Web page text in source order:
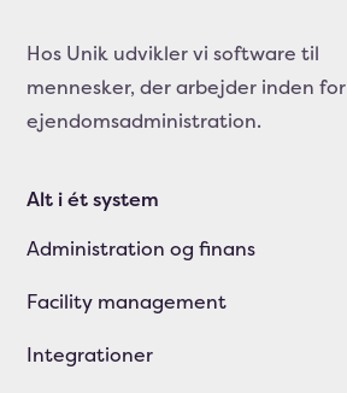
Hos Unik udvikler vi software til
mennesker, der arbejder inden for
ejendomsadministration.
Alt i ét system
Administration og finans
Facility management
Integrationer